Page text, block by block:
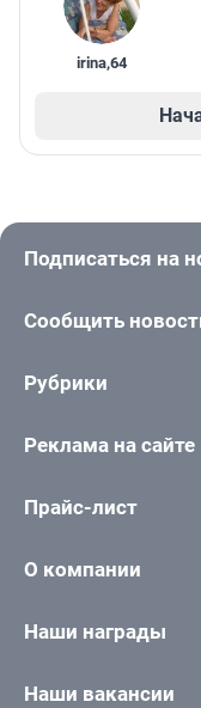
irina,64
Подписаться на
Сообщить
Рубрики
Реклама на сайте
Прайс-лист
О компании
Наши награды
Наши вакансии